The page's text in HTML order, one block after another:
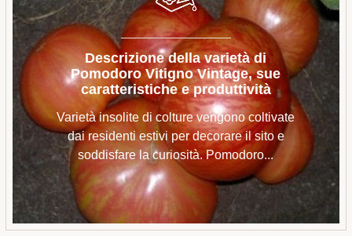
Descrizione della varietà di
Pomodoro Vitigno Vintage, sue
caratteristiche e produttività
Varietà insolite di colture vengono coltivate
dai residenti estivi per decorare il sito e
soddisfare la curiosità. Pomodoro...